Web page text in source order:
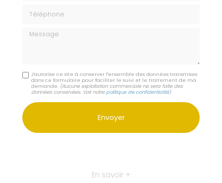
Message
J'autorise ce site à conserver l'ensemble des données transmises
dans ce formulaire pour faciliter le suivi et le traitement de ma
demande. (Aucune exploitation commerciale ne sera faite des
données conservées. Voir notre politique de confidentialité)
En savoir +